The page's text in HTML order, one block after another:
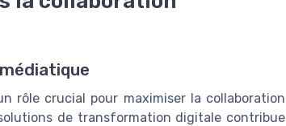
rôle crucial pour maximiser la collaboration
de transformation digitale contribue